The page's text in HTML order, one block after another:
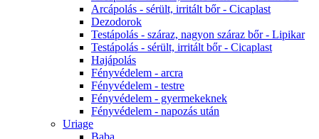
Arcápolás - sérült, irritált bőr - Cicaplast
Dezodorok
Testápolás - száraz, nagyon száraz bőr - Lipikar
Testápolás - sérült, irritált bőr - Cicaplast
Hajápolás
Fényvédelem - arcra
Fényvédelem - testre
Fényvédelem - gyermekeknek
Fényvédelem - napozás után
Uriage
Baba